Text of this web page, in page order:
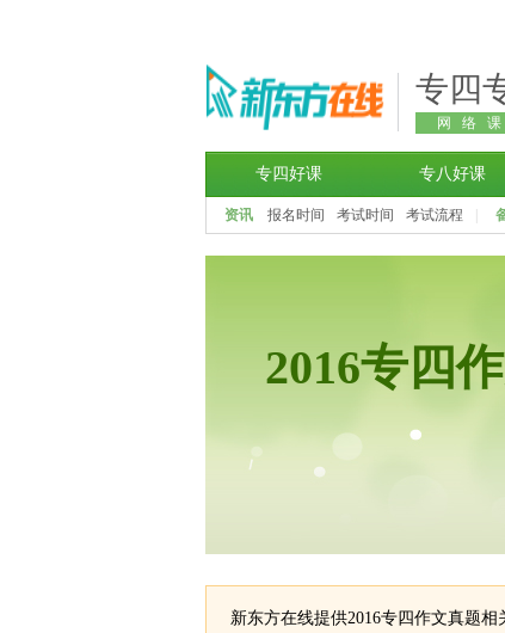
专四
网络
专四好课 专八好课
资讯 报名时间 考试时间 考试流程
2016专四
新东方在线提供2016专四作文真题